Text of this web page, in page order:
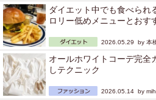
ダイエット中でも食べられ
ロリー低めメニューとおす
2026.05.29 by 本
オールホワイトコーデ完全
しテクニック
2026.05.14 by